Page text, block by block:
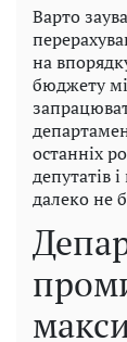
Варто
на
бюджету
останніх
депутатів
далеко не